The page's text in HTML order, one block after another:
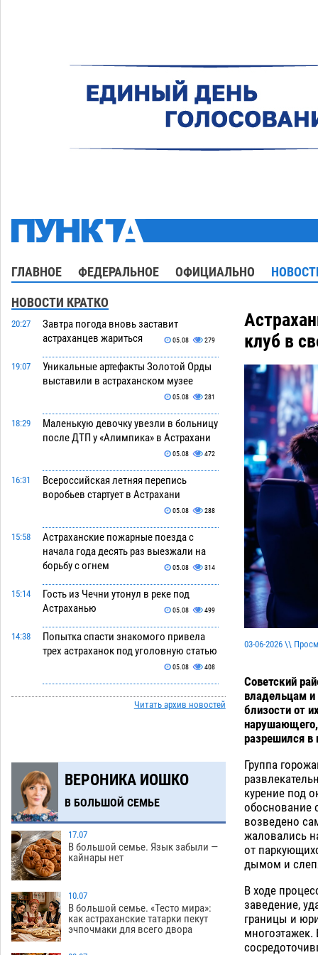
ГЛАВНОЕ ФЕДЕРАЛЬНОЕ ОФИЦИАЛЬНО
НОВОСТИ КРАТКО
20:27
Завтра погода вновь заставит
астраханцев жариться
05.08 279
19:07
Уникальные артефакты Золотой Орды
выставили в астраханском музее
05.08 281
18:29
Маленькую девочку увезли в больницу
после ДТП у «Алимпика» в Астрахани
05.08 472
16:31
Всероссийская летняя перепись
воробьев стартует в Астрахани
05.08 288
15:58
Астраханские пожарные поезда с
начала года десять раз выезжали на
борьбу с огнем
05.08 314
15:14
Гость из Чечни утонул в реке под
Астраханью
05.08 499
14:38
Попытка спасти знакомого привела
трех астраханок под уголовную статью
05.08 408
Тысяча четыреста астраханцев
пересели на электромобили
поставил жителей перед непростым
выбором
05.08
12:51
Младенец погиб в крупном пожаре в
Астрахани
05.08 463
12:23
У астраханца в морозильной камере
обнаружили почти полсотни
стерлядей
11:54
Астраханец проведет за решеткой 2
года и выплатит миллионный ущерб
за смертельную небрежность за рулем
Читать архив новостей
ВЕРОНИКА ИОШКО
В БОЛЬШОЙ СЕМЬЕ
17.07
В большой семье. Язык забыли —
кайнары нет
10.07
В большой семье. «Тесто мира»:
как астраханские татарки пекут
эчпочмаки для всего двора
клуб в
03-06-2026 \\
Советский
владельцам и
близости от
нарушающего,
разрешился в
Группа
курение под
обоснование
возведено
жаловались
от
дымом и
В ходе
заведение,
границы и
многоэтажек.